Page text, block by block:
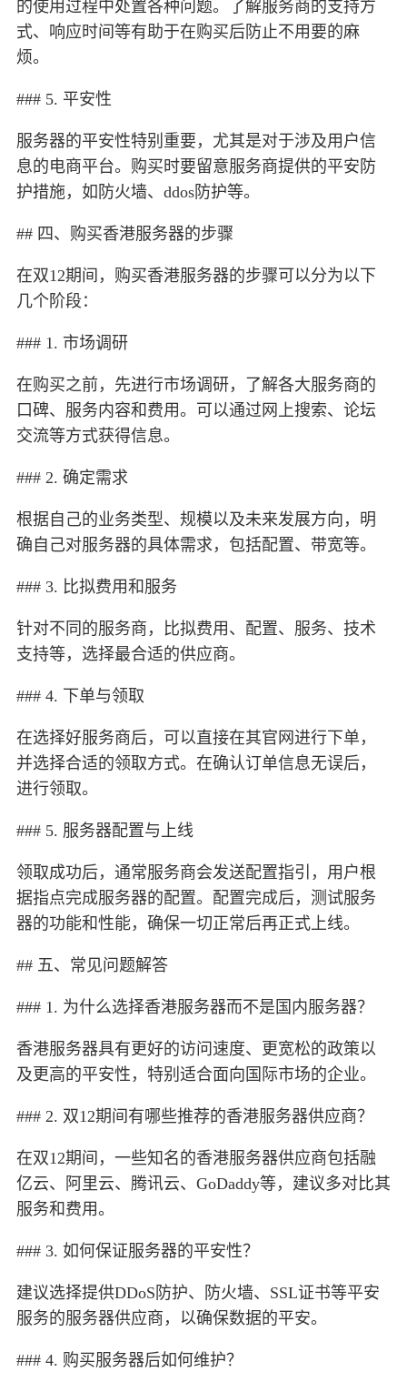
的使用过程中处置各种问题。了解服务商的支持方
式、响应时间等有助于在购买后防止不用要的麻
烦。
### 5. 平安性
服务器的平安性特别重要，尤其是对于涉及用户信
息的电商平台。购买时要留意服务商提供的平安防
护措施，如防火墙、ddos防护等。
## 四、购买香港服务器的步骤
在双12期间，购买香港服务器的步骤可以分为以下
几个阶段：
### 1. 市场调研
在购买之前，先进行市场调研，了解各大服务商的
口碑、服务内容和费用。可以通过网上搜索、论坛
交流等方式获得信息。
### 2. 确定需求
根据自己的业务类型、规模以及未来发展方向，明
确自己对服务器的具体需求，包括配置、带宽等。
### 3. 比拟费用和服务
针对不同的服务商，比拟费用、配置、服务、技术
支持等，选择最合适的供应商。
### 4. 下单与领取
在选择好服务商后，可以直接在其官网进行下单，
并选择合适的领取方式。在确认订单信息无误后，
进行领取。
### 5. 服务器配置与上线
领取成功后，通常服务商会发送配置指引，用户根
据指点完成服务器的配置。配置完成后，测试服务
器的功能和性能，确保一切正常后再正式上线。
## 五、常见问题解答
### 1. 为什么选择香港服务器而不是国内服务器？
香港服务器具有更好的访问速度、更宽松的政策以
及更高的平安性，特别适合面向国际市场的企业。
### 2. 双12期间有哪些推荐的香港服务器供应商？
在双12期间，一些知名的香港服务器供应商包括融
亿云、阿里云、腾讯云、GoDaddy等，建议多对比其
服务和费用。
### 3. 如何保证服务器的平安性？
建议选择提供DDoS防护、防火墙、SSL证书等平安
服务的服务器供应商，以确保数据的平安。
### 4. 购买服务器后如何维护？